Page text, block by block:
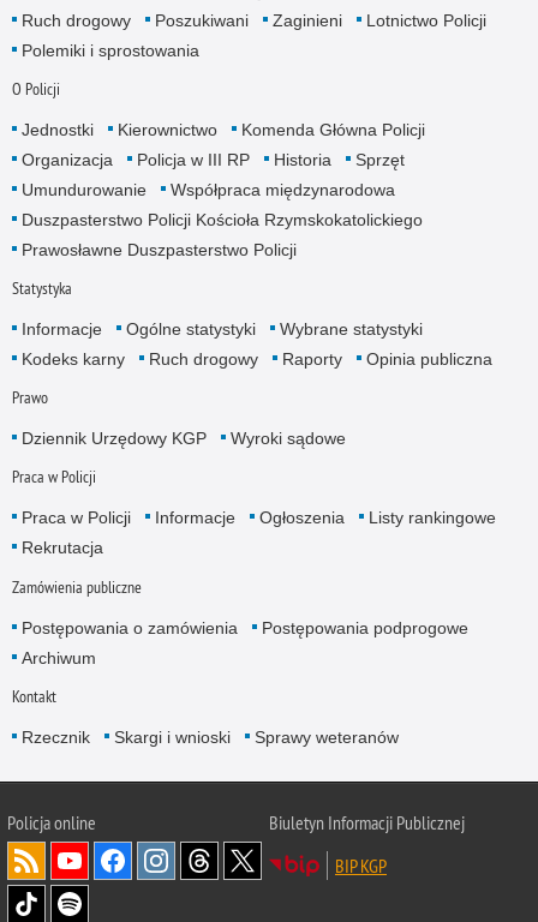
Ruch drogowy
Poszukiwani Zaginieni
Lotnictwo Policji
Polemiki i sprostowania
O Policji
Jednostki Kierownictwo
Komenda Główna Policji
Organizacja
Policja w III RP Historia
Sprzęt
Umundurowanie
Współpraca międzynarodowa
Duszpasterstwo Policji Kościoła Rzymskokatolickiego
Prawosławne Duszpasterstwo Policji
Statystyka
Informacje Ogólne statystyki
Wybrane statystyki
Kodeks karny
Ruch drogowy Raporty Opinia publiczna
Prawo
Dziennik Urzędowy KGP Wyroki sądowe
Praca w Policji
Praca w Policji Informacje Ogłoszenia
Listy rankingowe
Rekrutacja
Zamówienia publiczne
Postępowania o zamówienia
Postępowania podprogowe
Archiwum
Kontakt
Rzecznik Skargi i wnioski Sprawy weteranów
Policjaonline
Biuletyn Informacji Publicznej
BIP KGP